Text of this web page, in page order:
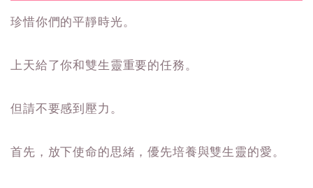
珍惜你們的平靜時光。
上天給了你和雙生靈重要的任務。
但請不要感到壓力。
首先，放下使命的思緒，優先培養與雙生靈的愛。